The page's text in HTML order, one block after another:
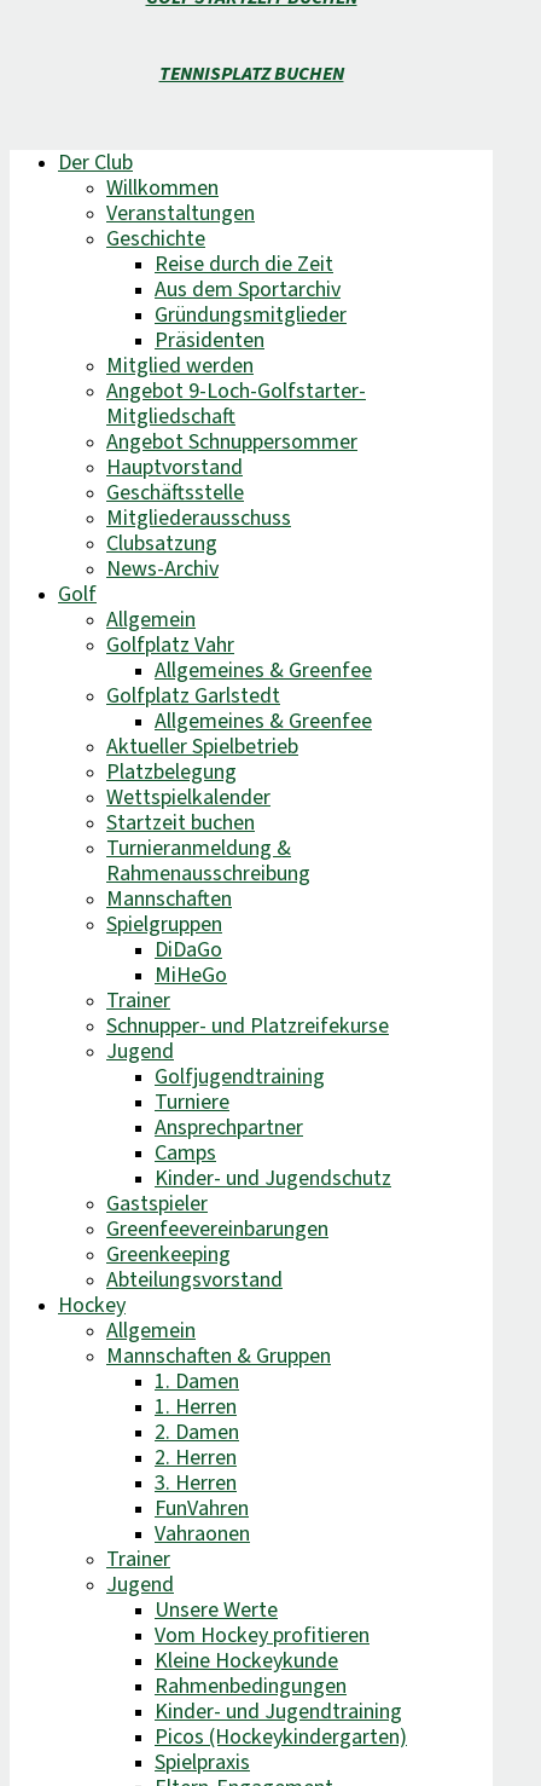
TENNISPLATZ BUCHEN
Der Club
Willkommen
Veranstaltungen
Geschichte
Reise durch die Zeit
Aus dem Sportarchiv
Gründungsmitglieder
Präsidenten
Mitglied werden
Angebot 9-Loch-Golfstarter-
Mitgliedschaft
Angebot Schnuppersommer
Hauptvorstand
Geschäftsstelle
Mitgliederausschuss
Clubsatzung
News-Archiv
Golf
Allgemein
Golfplatz Vahr
Allgemeines & Greenfee
Golfplatz Garlstedt
Allgemeines & Greenfee
Aktueller Spielbetrieb
Platzbelegung
Wettspielkalender
Startzeit buchen
Turnieranmeldung &
Rahmenausschreibung
Mannschaften
Spielgruppen
DiDaGo
MiHeGo
Trainer
Schnupper- und Platzreifekurse
Jugend
Golfjugendtraining
Turniere
Ansprechpartner
Camps
Kinder- und Jugendschutz
Gastspieler
Greenfeevereinbarungen
Greenkeeping
Abteilungsvorstand
Hockey
Allgemein
Mannschaften & Gruppen
1. Damen
1. Herren
2. Damen
2. Herren
3. Herren
FunVahren​
Vahraonen
Trainer
Jugend
Unsere Werte
Vom Hockey profitieren
Kleine Hockeykunde
Rahmenbedingungen
Kinder- und Jugendtraining
Picos (Hockeykindergarten)
Spielpraxis